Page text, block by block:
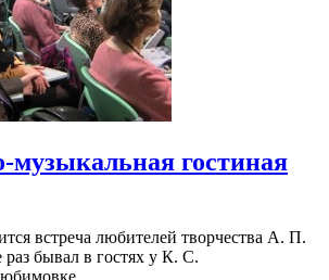
музыкальная гостиная
встреча любителей творчества А. П.
раз бывал в гостях у К. С.